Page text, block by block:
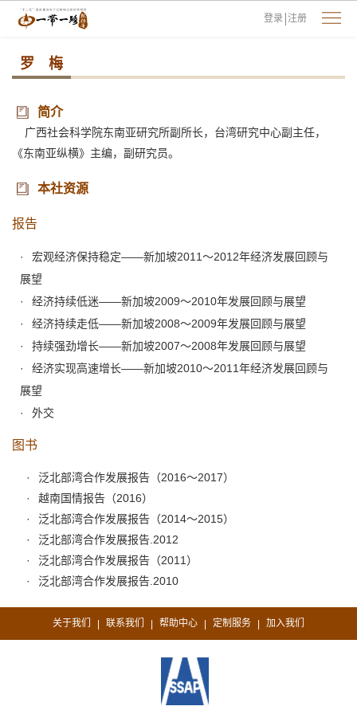
登录 注册
罗 梅
简介
广西社会科学院东南亚研究所副所长，台湾研究中心副主任，
《东南亚纵横》主编，副研究员。
本社资源
报告
宏观经济保持稳定——新加坡2011～2012年经济发展回顾与
展望
经济持续低迷——新加坡2009～2010年发展回顾与展望
经济持续走低——新加坡2008～2009年发展回顾与展望
持续强劲增长——新加坡2007～2008年发展回顾与展望
经济实现高速增长——新加坡2010～2011年经济发展回顾与
展望
外交
图书
泛北部湾合作发展报告（2016～2017）
越南国情报告（2016）
泛北部湾合作发展报告（2014～2015）
泛北部湾合作发展报告.2012
泛北部湾合作发展报告（2011）
泛北部湾合作发展报告.2010
关于我们 | 联系我们 | 帮助中心 | 定制服务 | 加入我们